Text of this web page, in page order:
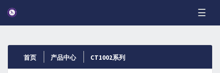
☰
首页 产品中心 CT1002系列